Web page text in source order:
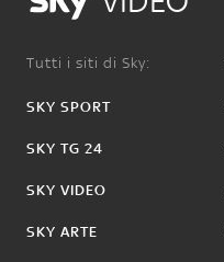
Tutti i siti di Sky:
SKY SPORT
SKY TG 24
SKY VIDEO
SKY ARTE